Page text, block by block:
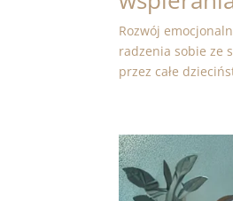
Rozwój
radzenia sobie ze
przez całe